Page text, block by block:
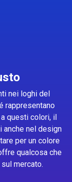
nei loghi del
rappresentano
a questi colori, il
nel design
per un colore
qualcosa che
mercato.